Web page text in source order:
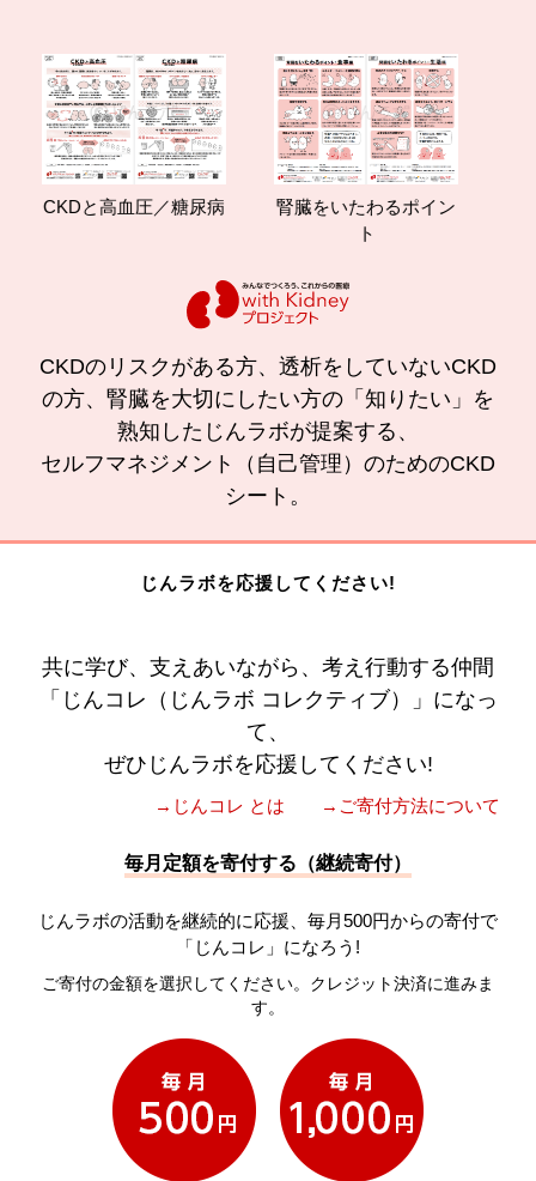
CKDと高血圧／糖尿病
腎臓をいたわるポイン
CKDのリスクがある方、透析をしていないCKD
の方、腎臓を大切にしたい方の「知りたい」を
熟知したじんラボが提案する、
セルフマネジメント（自己管理）のためのCKD
シート。
じんラボを応援してください!
共に学び、支えあいながら、考え行動する仲間
「じんコレ（じんラボ コレクティブ）」になっ
て、
ぜひじんラボを応援してください!
→じんコレ とは →ご寄付方法について
毎月定額を寄付する（継続寄付）
じんラボの活動を継続的に応援、毎月500円からの寄付で
「じんコレ」になろう!
ご寄付の金額を選択してください。クレジット決済に進みま
す。